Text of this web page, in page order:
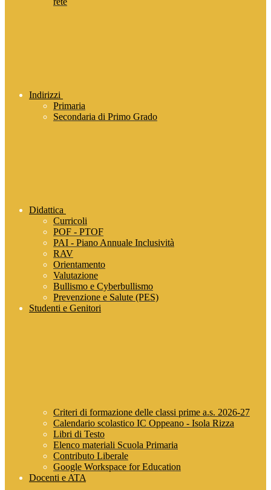
Indirizzi
Primaria
Secondaria di Primo Grado
Didattica
Curricoli
POF - PTOF
PAI - Piano Annuale Inclusività
RAV
Orientamento
Valutazione
Bullismo e Cyberbullismo
Prevenzione e Salute (PES)
Studenti e Genitori
Criteri di formazione delle classi prime a.s. 2026-27
Calendario scolastico IC Oppeano - Isola Rizza
Libri di Testo
Elenco materiali Scuola Primaria
Contributo Liberale
Google Workspace for Education
Docenti e ATA